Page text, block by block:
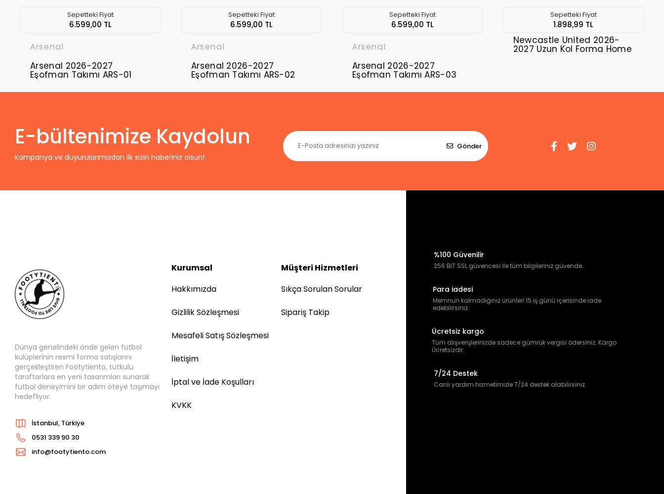
Sepetteki Fiyat
6.599,00 TL
Arsenal
Arsenal 2026-2027
Eşofman Takımı ARS-01
Sepetteki Fiyat
6.599,00 TL
Arsenal
Arsenal 2026-2027
Eşofman Takımı ARS-02
Sepetteki Fiyat
6.599,00 TL
Arsenal
Arsenal 2026-2027
Eşofman Takımı ARS-03
Sepetteki Fiyat
1.898,99 TL
Newcastle United 2026-
2027 Uzun Kol Forma Home
E-bültenimize Kaydolun
Kampanya ve duyurularımızdan ilk sizin haberiniz olsun!
Gönder
Dünya genelindeki önde gelen futbol
kulüplerinin resmi forma satışlarını
gerçekleştiren Footytiento, tutkulu
taraftarlara en yeni tasarımları sunarak
futbol deneyimini bir adım öteye taşımayı
hedefliyor.
İstanbul, Türkiye
0531 339 90 30
info@footytiento.com
Kurumsal
Hakkımızda
Gizlilik Sözleşmesi
Mesafeli Satış Sözleşmesi
İletişim
İptal ve İade Koşulları
KVKK
Müşteri Hizmetleri
Sıkça Sorulan Sorular
Sipariş Takip
%100 Güvenilir
256 BIT SSL güvencesi ile tüm bilgileriniz güvende.
Para iadesi
Memnun kalmadığınız ürünleri 15 iş günü içerisinde iade
edebilirsiniz.
Ücretsiz kargo
Tüm alışverişlerinizde sadece gümrük vergisi ödersiniz. Kargo
Ücretsizdir.
7/24 Destek
Canlı yardım hizmetimizle 7/24 destek alabilirsiniz.